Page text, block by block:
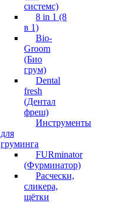
системс)
8 in 1 (8
в 1)
Bio-
Groom
(Био
грум)
Dental
fresh
(Дентал
фреш)
Инструменты
для
груминга
FURminator
(Фурминатор)
Расчески,
сликера,
щётки